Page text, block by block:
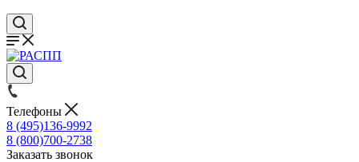
Телефоны
8 (495)136-9992
8 (800)700-2738
Заказать звонок